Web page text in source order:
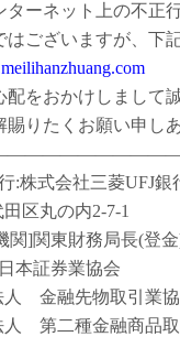
ターネット上の不正
はございますが、下
配をおかけしまして
りたくお願い申し
:株式会社三菱UFJ銀
区丸の内2-7-1
関]関東財務局長(登
本証券業協会
人 金融先物取引業
人 第二種金融商品